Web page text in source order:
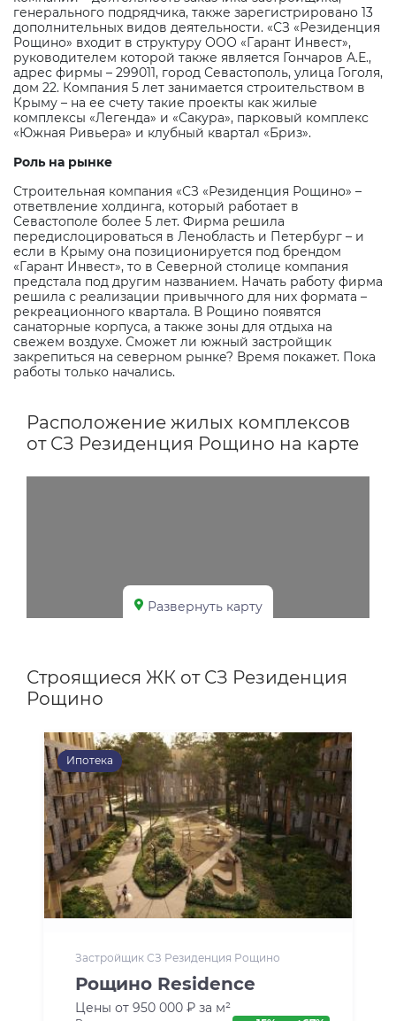
генерального подрядчика, также зарегистрировано 13
дополнительных видов деятельности. «СЗ «Резиденция
Рощино» входит в структуру ООО «Гарант Инвест»,
руководителем которой также является Гончаров А.Е.,
адрес фирмы – 299011, город Севастополь, улица Гоголя,
дом 22. Компания 5 лет занимается строительством в
Крыму – на ее счету такие проекты как жилые
комплексы «Легенда» и «Сакура», парковый комплекс
«Южная Ривьера» и клубный квартал «Бриз».
Роль на рынке
Строительная компания «СЗ «Резиденция Рощино» –
ответвление холдинга, который работает в
Севастополе более 5 лет. Фирма решила
передислоцироваться в Ленобласть и Петербург – и
если в Крыму она позиционируется под брендом
«Гарант Инвест», то в Северной столице компания
предстала под другим названием. Начать работу фирма
решила с реализации привычного для них формата –
рекреационного квартала. В Рощино появятся
санаторные корпуса, а также зоны для отдыха на
свежем воздухе. Сможет ли южный застройщик
закрепиться на северном рынке? Время покажет. Пока
работы только начались.
Расположение жилых комплексов
от СЗ Резиденция Рощино на карте
Развернуть карту
Строящиеся ЖК от СЗ Резиденция
Рощино
Ипотека
Застройщик СЗ Резиденция Рощино
Рощино Residence
Цены от 950 000 ₽ за м²